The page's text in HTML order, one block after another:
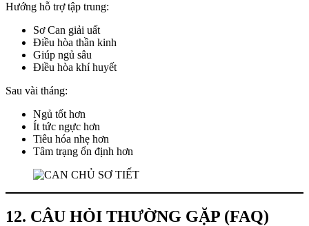
Hướng hỗ trợ tập trung:
Sơ Can giải uất
Điều hòa thần kinh
Giúp ngủ sâu
Điều hòa khí huyết
Sau vài tháng:
Ngủ tốt hơn
Ít tức ngực hơn
Tiêu hóa nhẹ hơn
Tâm trạng ổn định hơn
12. CÂU HỎI THƯỜNG GẶP (FAQ)